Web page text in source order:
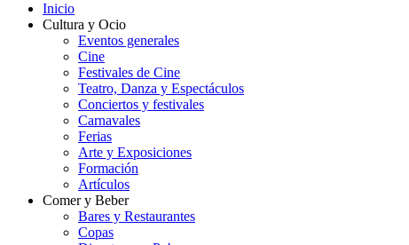
Inicio
Cultura y Ocio
Eventos generales
Cine
Festivales de Cine
Teatro, Danza y Espectáculos
Conciertos y festivales
Carnavales
Ferias
Arte y Exposiciones
Formación
Artículos
Comer y Beber
Bares y Restaurantes
Copas